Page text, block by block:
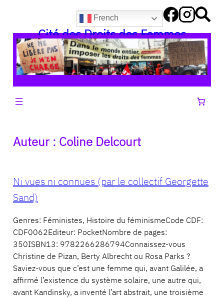
contenu
French
Cité des Droits des Femmes
Auteur : Coline Delcourt
Ni vues ni connues (par le collectif Georgette
Sand)
Genres: Féministes, Histoire du féminismeCode CDF:
CDF0062Editeur: PocketNombre de pages:
350ISBN13: 9782266286794Connaissez-vous
Christine de Pizan, Berty Albrecht ou Rosa Parks ?
Saviez-vous que c’est une femme qui, avant Galilée, a
affirmé l’existence du système solaire, une autre qui,
avant Kandinsky, a inventé l’art abstrait, une troisième